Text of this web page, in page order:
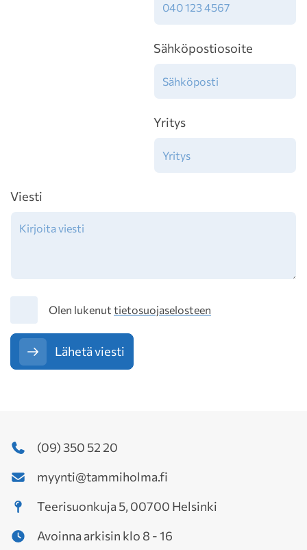
Sähköpostiosoite
Yritys
Viesti
TietosuojaOlen lukenut tietosuojaselosteen
Lähetä viesti
(09) 350 52 20
myynti@tammiholma.fi
Teerisuonkuja 5, 00700 Helsinki
Avoinna arkisin klo 8 - 16